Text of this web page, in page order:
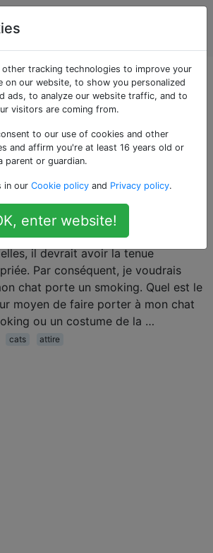
Animaux
domestiques
marquées
obliger mon chat à
un smoking pendant
heures?
est élégant et beau, alors quand
asseyons pour un dîner aux
il devrait avoir la tenue
Par conséquent, je voudrais
chat porte un smoking. Quel est le
moyen de faire porter à mon chat
ou un costume de la …
cats attire
other tracking technologies to improve your
on our website, to show you personalized
ads, to analyze our website traffic, and to
visitors are coming from.
to our use of cookies and other
and affirm you're at least 16 years old or
parent or guardian.
in our Cookie policy and Privacy policy.
enter website!